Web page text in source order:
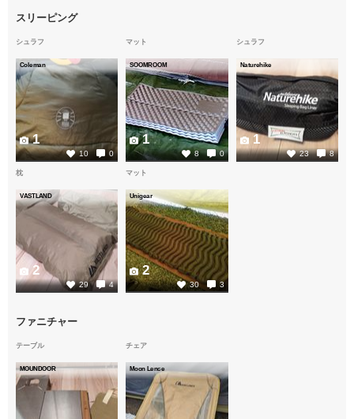
スリーピング
シュラフ
Coleman
10 0
1
マット
SOOMROOM
8 0
1
シュラフ
Naturehike
23 8
1
枕
VASTLAND
29 4
2
マット
Unigear
30 3
2
ファニチャー
テーブル
MOUNDOOR
チェア
Moon Lence